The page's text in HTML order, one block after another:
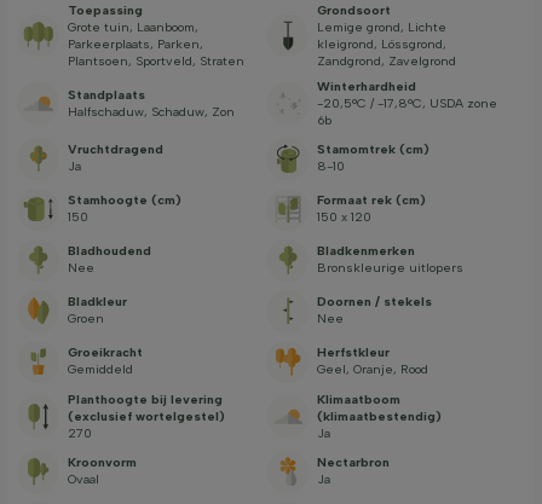
Toepassing
Grote tuin, Laanboom,
Parkeerplaats, Parken,
Plantsoen, Sportveld, Straten
Grondsoort
Lemige grond, Lichte
kleigrond, Lössgrond,
Zandgrond, Zavelgrond
Standplaats
Halfschaduw, Schaduw, Zon
Winterhardheid
-20,5°C / -17,8°C, USDA zone
6b
Vruchtdragend
Ja
Stamomtrek (cm)
8-10
Stamhoogte (cm)
150
Formaat rek (cm)
150 x 120
Bladhoudend
Nee
Bladkenmerken
Bronskleurige uitlopers
Bladkleur
Groen
Doornen / stekels
Nee
Groeikracht
Gemiddeld
Herfstkleur
Geel, Oranje, Rood
Planthoogte bij levering
(exclusief wortelgestel)
270
Klimaatboom
(klimaatbestendig)
Ja
Kroonvorm
Ovaal
Nectarbron
Ja